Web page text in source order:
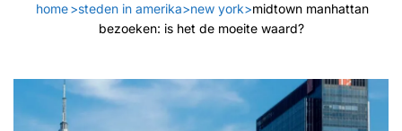
home >steden in amerika>new york>midtown manhattan
bezoeken: is het de moeite waard?